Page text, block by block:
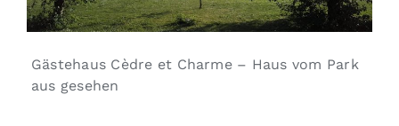
Gästehaus Cèdre et Charme – Haus vom Park
aus gesehen